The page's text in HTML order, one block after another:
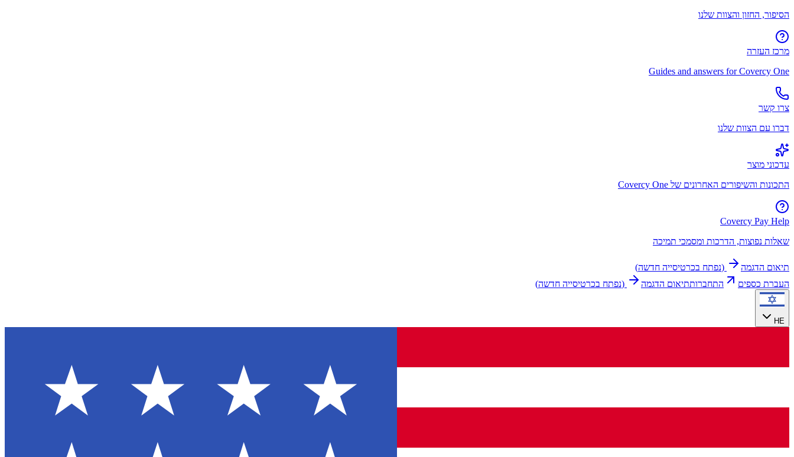
הסיפור, החזון והצוות שלנו
מרכז העזרה
Guides and answers for Covercy One
צרו קשר
דברו עם הצוות שלנו
עדכוני מוצר
התכונות והשיפורים האחרונים של Covercy One
Covercy Pay Help
שאלות נפוצות, הדרכות ומסמכי תמיכה
תיאום הדגמה (נפתח בכרטיסייה חדשה)
העברת כספים
התחברותתיאום הדגמה (נפתח בכרטיסייה חדשה)
HE